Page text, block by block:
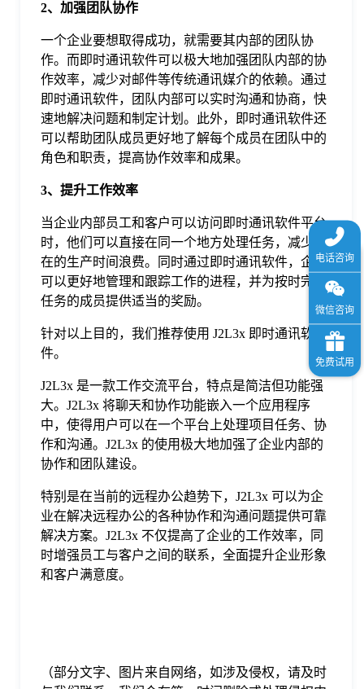
2、加强团队协作
一个企业要想取得成功，就需要其内部的团队协
作。而即时通讯软件可以极大地加强团队内部的协
作效率，减少对邮件等传统通讯媒介的依赖。通过
即时通讯软件，团队内部可以实时沟通和协商，快
速地解决问题和制定计划。此外，即时通讯软件还
可以帮助团队成员更好地了解每个成员在团队中的
角色和职责，提高协作效率和成果。
3、提升工作效率
当企业内部员工和客户可以访问即时通讯软件平台
时，他们可以直接在同一个地方处理任务，减少潜
在的生产时间浪费。同时通过即时通讯软件，企业
可以更好地管理和跟踪工作的进程，并为按时完成
任务的成员提供适当的奖励。
针对以上目的，我们推荐使用 J2L3x 即时通讯软
件。
J2L3x 是一款工作交流平台，特点是简洁但功能强
大。J2L3x 将聊天和协作功能嵌入一个应用程序
中，使得用户可以在一个平台上处理项目任务、协
作和沟通。J2L3x 的使用极大地加强了企业内部的
协作和团队建设。
特别是在当前的远程办公趋势下，J2L3x 可以为企
业在解决远程办公的各种协作和沟通问题提供可靠
解决方案。J2L3x 不仅提高了企业的工作效率，同
时增强员工与客户之间的联系，全面提升企业形象
和客户满意度。
（部分文字、图片来自网络，如涉及侵权，请及时